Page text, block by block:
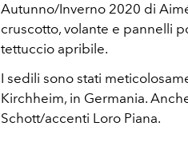
Autunno/Inverno 2020 di
cruscotto, volante e pannelli
tettuccio apribile.
I sedili sono stati
Kirchheim, in Germania.
Schott/accenti Loro Piana.